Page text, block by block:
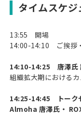
タイムスケジ
13:55 開場
14:00-14:10 ご挨拶
14:10-14:25 唐澤氏
組織拡大期における
14:25-14:45 トーク
Almoha 唐澤氏・